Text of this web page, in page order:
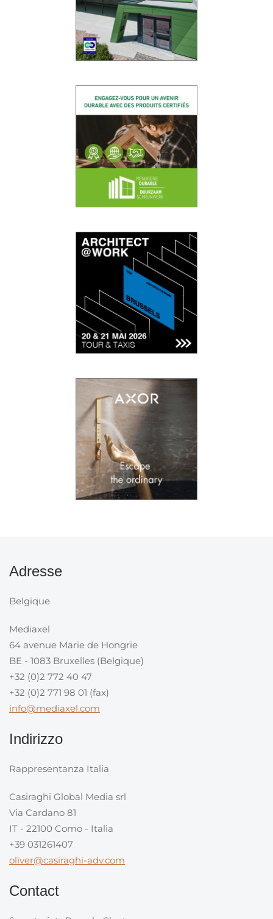
Adresse
Belgique
Mediaxel
64 avenue Marie de Hongrie
BE - 1083 Bruxelles (Belgique)
+32 (0)2 772 40 47
+32 (0)2 771 98 01 (fax)
info@mediaxel.com
Indirizzo
Rappresentanza Italia
Casiraghi Global Media srl
Via Cardano 81
IT - 22100 Como - Italia
+39 031261407
oliver@casiraghi-adv.com
Contact